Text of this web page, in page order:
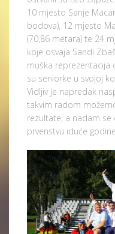
10 mjesto Sanje
bodova), 12 mjesto
(70,86 metara) te 24
koje osvaja Sandi
muška reprezentacija
su seniorke u svojoj
Vidljiv je napredak
takvim radom
rezultate, a nadam
prvenstvu iduće